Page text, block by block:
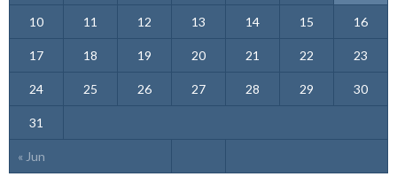
« Jun
10 11 12 13 14 15 16
17 18 19 20 21 22 23
24 25 26 27 28 29 30
31